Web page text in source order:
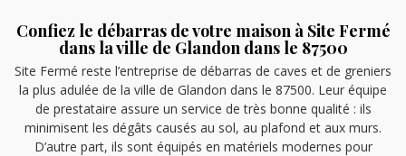
Confiez le débarras de votre maison à Site Fermé
dans la ville de Glandon dans le 87500
Site Fermé reste l’entreprise de débarras de caves et de greniers
la plus adulée de la ville de Glandon dans le 87500. Leur équipe
de prestataire assure un service de très bonne qualité : ils
minimisent les dégâts causés au sol, au plafond et aux murs.
D’autre part, ils sont équipés en matériels modernes pour